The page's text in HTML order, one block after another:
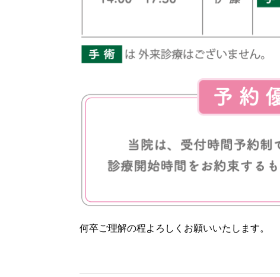
何卒ご理解の程よろしくお願いいたします。